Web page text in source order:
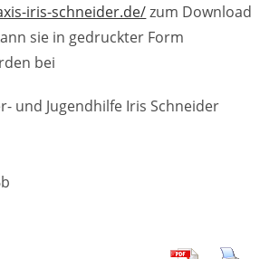
iris-schneider.de/zum Download
sie in gedruckter Form
bei
und Jugendhilfe Iris Schneider